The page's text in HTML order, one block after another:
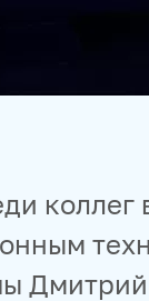
коллег